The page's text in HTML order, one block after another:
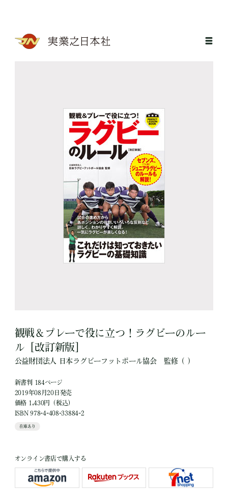
観戦＆プレーで役に立つ！ラグビーのルー
ル［改訂新版］
公益財団法人 日本ラグビーフットボール協会 監修（ ）
新書判 184ページ
2019年08月20日発売
価格 1,430円（税込）
ISBN 978-4-408-33884-2
在庫あり
オンライン書店で購入する